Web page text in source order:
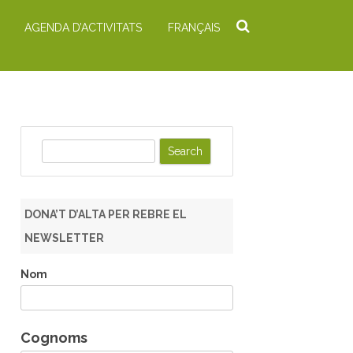
AGENDA D’ACTIVITATS FRANÇAIS
h
DONA’T D’ALTA PER REBRE EL
NEWSLETTER
Nom
Cognoms